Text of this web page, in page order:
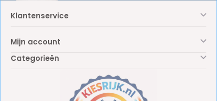
Klantenservice
Mijn account
Categorieën